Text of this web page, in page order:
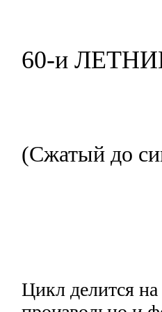
60-и
(Сжатый до
Цикл делится на